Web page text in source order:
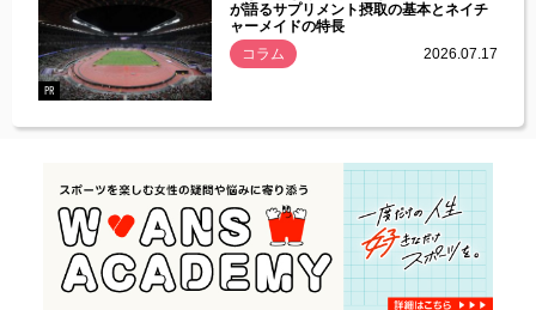
PR
が語るサプリメント摂取の基本とネイチ
ャーメイドの特長
コラム
2026.07.17